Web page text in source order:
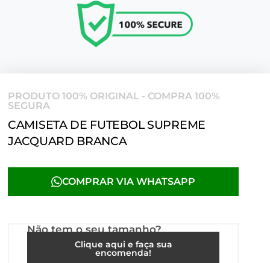
PRODUTO 100% ORIGINAL - COMPRA 100%
SEGURA
CAMISETA DE FUTEBOL SUPREME
JACQUARD BRANCA
COMPRAR VIA WHATSAPP
Não tem o seu tamanho?
Clique aqui e faça sua
encomenda!